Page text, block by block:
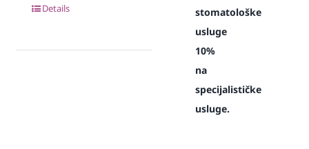
Details
stomatološke
usluge
10%
na
specijalističke
usluge.